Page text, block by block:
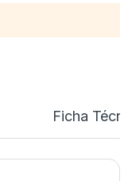
Ficha